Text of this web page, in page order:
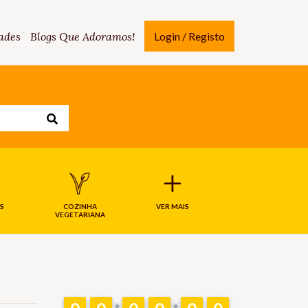
Blogs Que Adoramos! Login / Registo
COZINHA
VEGETARIANA
VER MAIS